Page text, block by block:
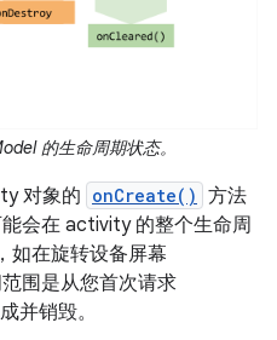
的生命周期状态。
对象的 onCreate() 方法
会在 activity 的整个生命周
，如在旋转设备屏幕
围是从您首次请求
并销毁。